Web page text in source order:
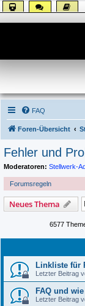
FAQ
Foren-Übersicht
Fehler und
Moderatoren: Stellwerk-
Forumsregeln
Neues Thema
6577
Linkliste für
Letzter Beitrag
FAQ und
Letzter Beitrag